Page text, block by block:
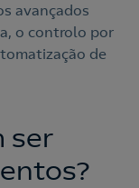
avançados
o controlo por
de
ser